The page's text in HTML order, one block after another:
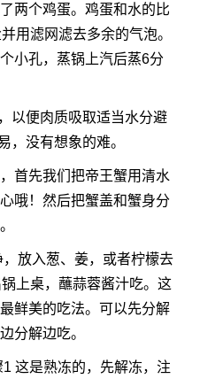
两个鸡蛋。鸡蛋和水的比
用滤网滤去多余的气泡。
小孔，蒸锅上汽后蒸6分
以便肉质吸取适当水分避
，没有想象的难。
首先我们把帝王蟹用清水
哦！然后把蟹盖和蟹身分
放入葱、姜，或者柠檬去
上桌，蘸蒜蓉酱汁吃。这
鲜美的吃法。可以先分解
分解边吃。
这是熟冻的，先解冻，注